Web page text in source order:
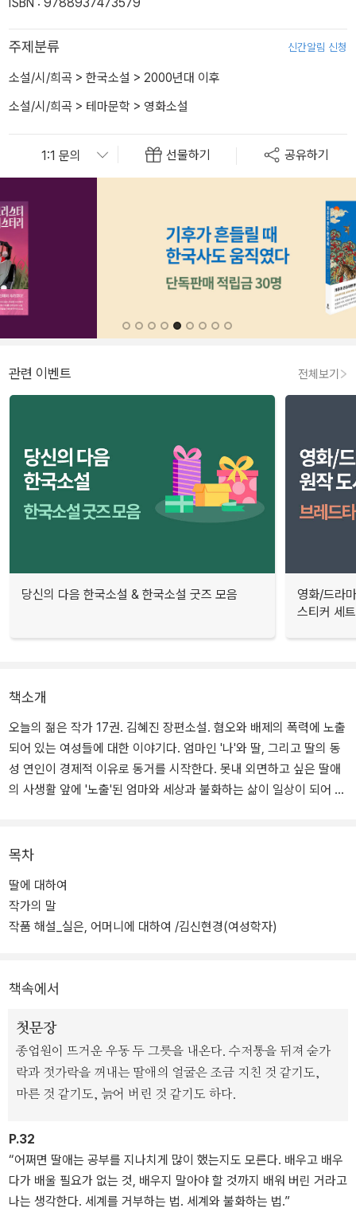
주제분류 신간알림 신청
소설/시/희곡 > 한국소설 > 2000년대 이후
소설/시/희곡 > 테마문학 > 영화소설
선물하기 공유하기
관련 이벤트 전체보기
당신의 다음 한국소설 & 한국소설 굿즈 모음
영화/드라
스티커 세트
책소개
오늘의 젊은 작가 17권. 김혜진 장편소설. 혐오와 배제의 폭력에 노출
되어 있는 여성들에 대한 이야기다. 엄마인 '나'와 딸, 그리고 딸의 동
성 연인이 경제적 이유로 동거를 시작한다. 못내 외면하고 싶은 딸애
의 사생활 앞에 '노출'된 엄마와 세상과 불화하는 삶이 일상이 되어 버
이 아니라 직시하는 내부의 시선'으로, '무뚝뚝한 뚝심의 언어'로 그린
다는 평가를 받으며 개성을 인정받아 온 작가다. 홈리스 연인의 사랑
을 그린 <중앙역>은 바닥없는 밑바닥 인생의 고달픔을 건조하고 미
리를 직시하는 단단한 마음"이라는 호평을 받으며 김준성 문학상 최
종 후보에 올랐다.
<딸에 대하여>는 한국 사회의 부조리한 일면을 보여 준다는 점에서
기존 작품들과 세계관을 공유한다. 하지만 성소수자, 무연고자 등 우
리 사회 약한 고리를 타깃으로 작동하는 폭력의 메커니즘을 날선 언
나라하게 해부한다는 점에서 색다른 매력을 선보인다.
한편 '퀴어 딸'을 바라보는 엄마가 '최선의 이해'에 도달해 가는 과정을
통해 작가는 타인을 이해하는 행위의 한계와 가능성이 서로 갈등하며
목차
딸에 대하여
작가의 말
작품 해설_실은, 어머니에 대하여 /김신현경(여성학자)
책속에서
첫문장
종업원이 뜨거운 우동 두 그릇을 내온다. 수저통을 뒤져 숟가
락과 젓가락을 꺼내는 딸애의 얼굴은 조금 지친 것 같기도,
마른 것 같기도, 늙어 버린 것 같기도 하다.
P.32
“어쩌면 딸애는 공부를 지나치게 많이 했는지도 모른다. 배우고 배우
다가 배울 필요가 없는 것, 배우지 말아야 할 것까지 배워 버린 거라고
나는 생각한다. 세계를 거부하는 법. 세계와 불화하는 법.”